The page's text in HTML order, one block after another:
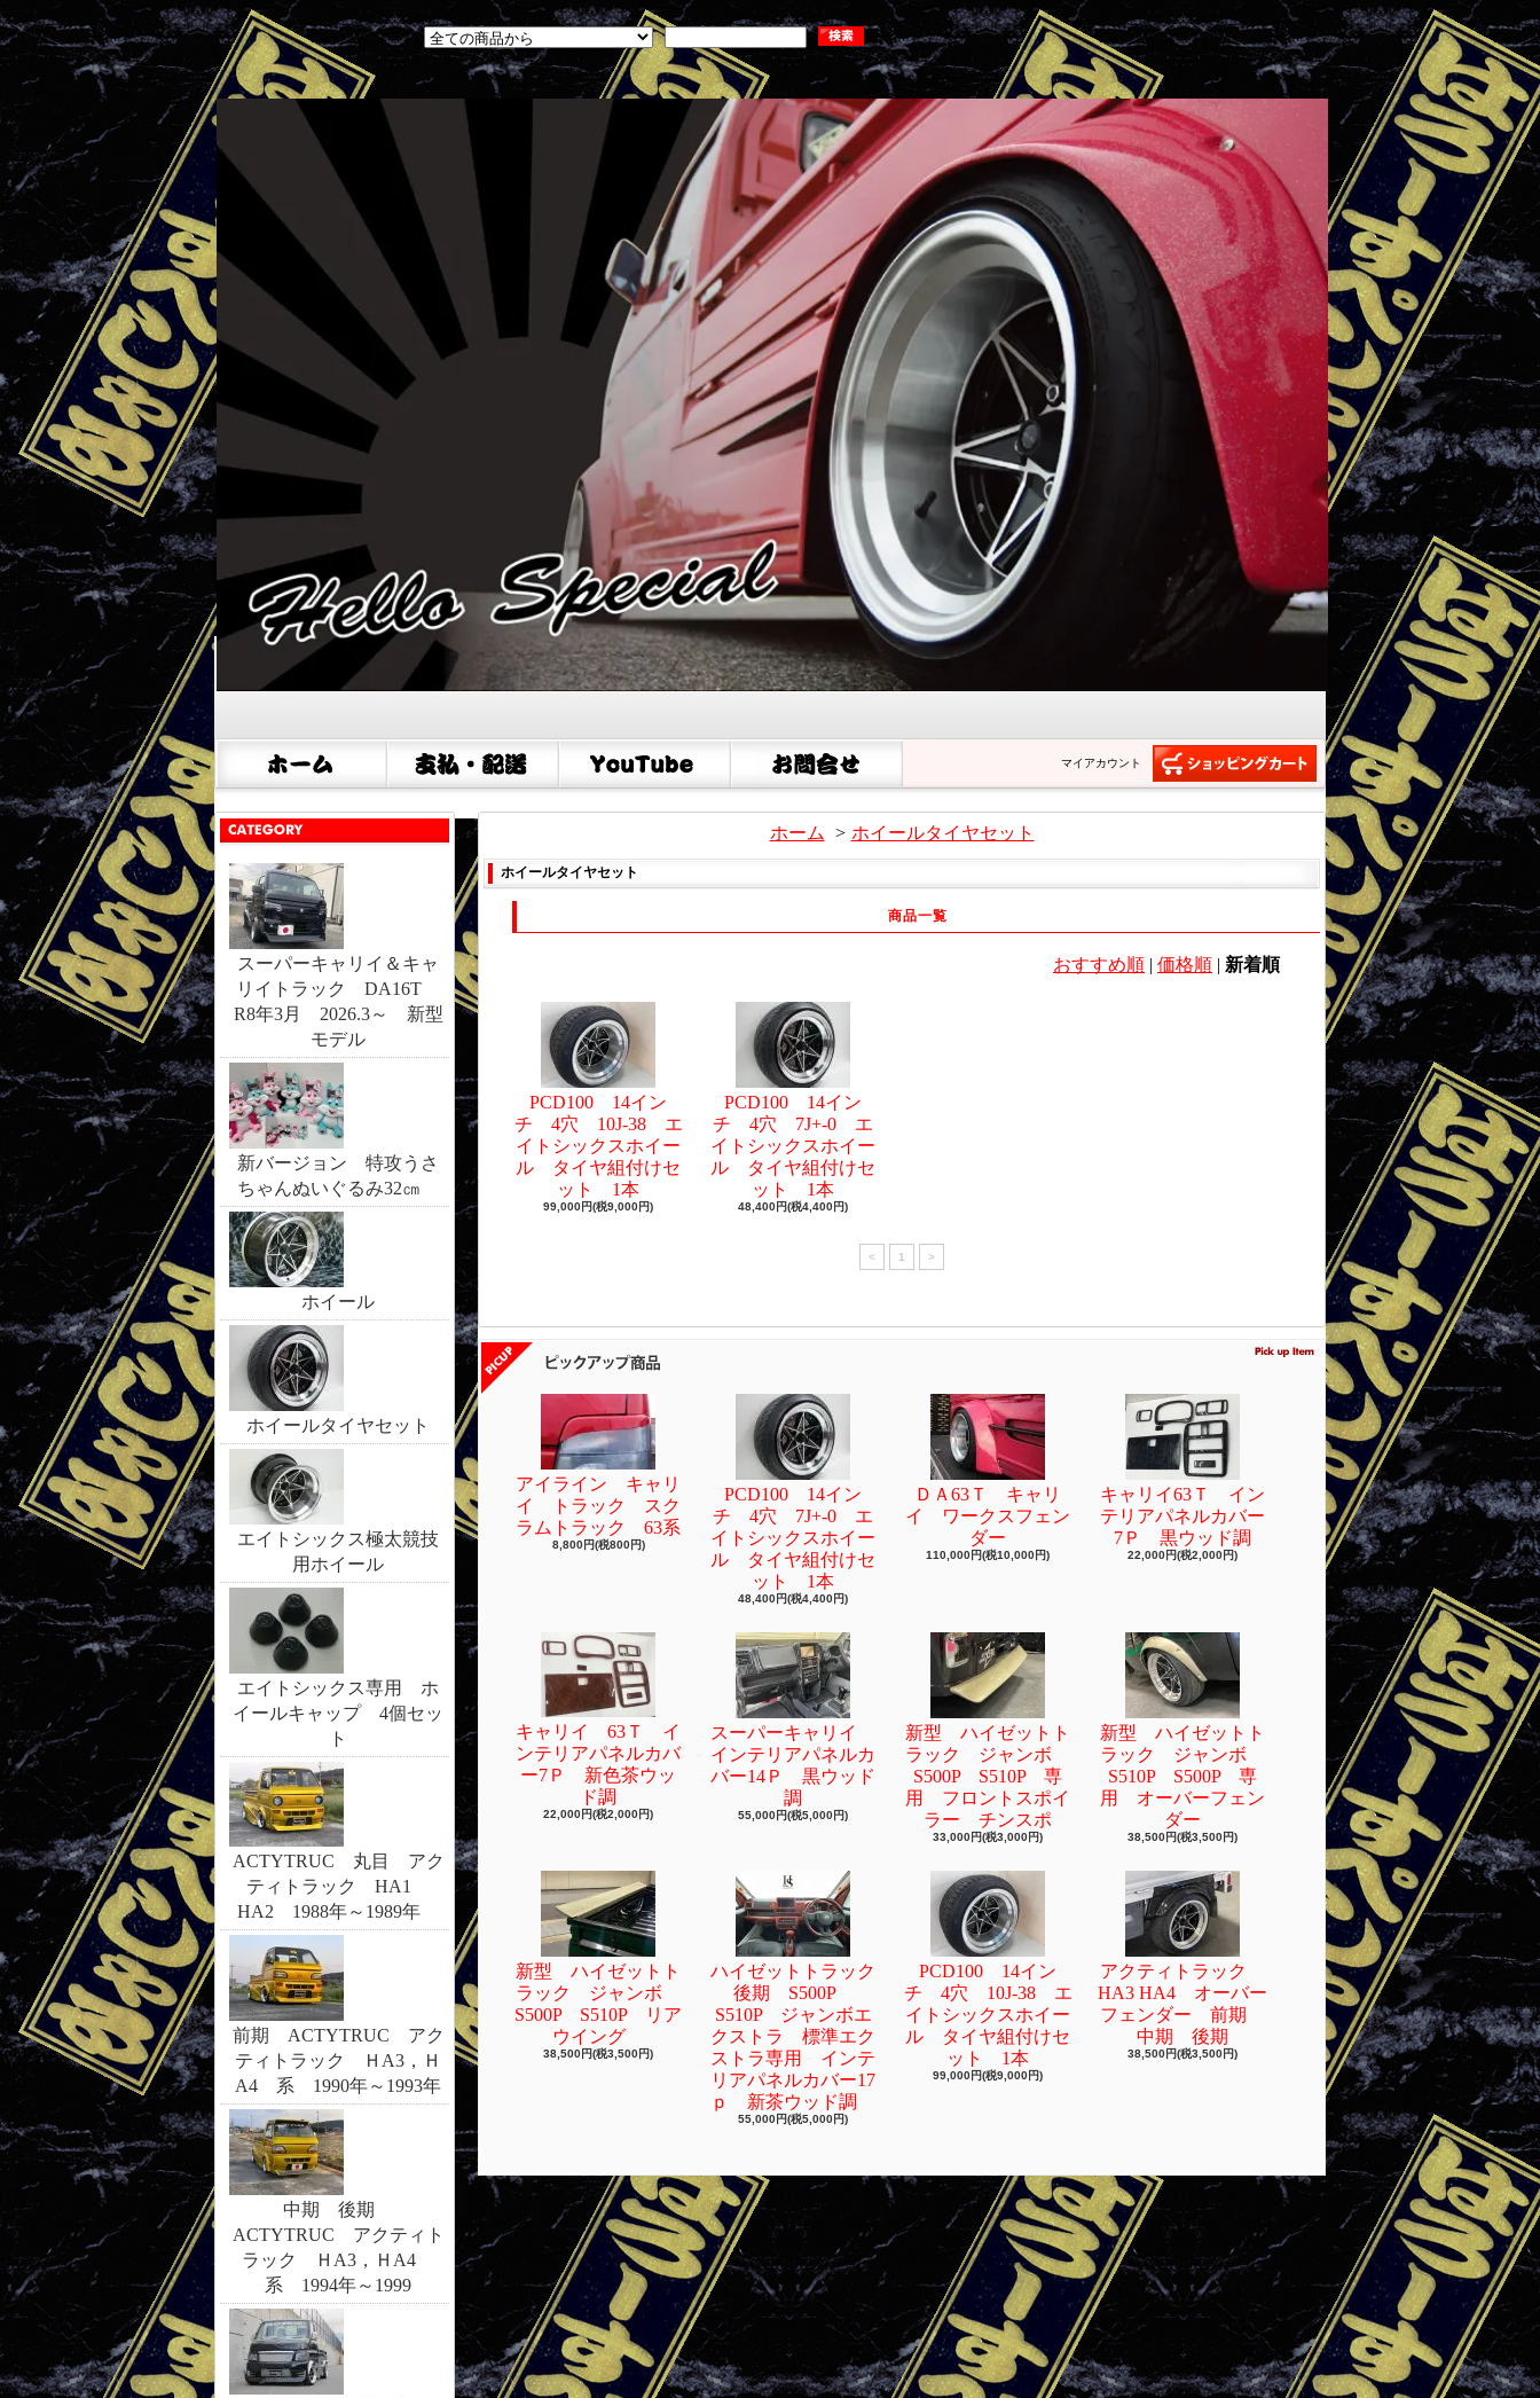
マイアカウント
スーパーキャリイ＆キャ
リイトラック DA16T
R8年3月 2026.3～ 新型
モデル
新バージョン 特攻うさ
ちゃんぬいぐるみ32㎝
ホイール
ホイールタイヤセット
エイトシックス極太競技
用ホイール
エイトシックス専用 ホ
イールキャップ 4個セッ
ト
ACTYTRUC 丸目 アク
ティトラック HA1
HA2 1988年～1989年
前期 ACTYTRUC アク
ティトラック ＨA3，Ｈ
A4 系 1990年～1993年
中期 後期
ACTYTRUC アクティト
ラック ＨA3，ＨA4
系 1994年～1999
ホーム > ホイールタイヤセット
ホイールタイヤセット
商品一覧
おすすめ順 | 価格順 | 新着順
PCD100 14イン
チ 4穴 10J-38 エ
イトシックスホイー
ル タイヤ組付けセ
ット 1本
99,000円(税9,000円)
PCD100 14イン
チ 4穴 7J+-0 エ
イトシックスホイー
ル タイヤ組付けセ
ット 1本
48,400円(税4,400円)
< 1 >
アイライン キャリ
イ トラック スク
ラムトラック 63系
8,800円(税800円)
PCD100 14イン
チ 4穴 7J+-0 エ
イトシックスホイー
ル タイヤ組付けセ
ット 1本
48,400円(税4,400円)
ＤＡ63Ｔ キャリ
イ ワークスフェン
ダー
110,000円(税10,000円)
キャリイ63Ｔ イン
テリアパネルカバー
7Ｐ 黒ウッド調
22,000円(税2,000円)
キャリイ 63Ｔ イ
ンテリアパネルカバ
ー7Ｐ 新色茶ウッ
ド調
22,000円(税2,000円)
スーパーキャリイ
インテリアパネルカ
バー14Ｐ 黒ウッド
調
55,000円(税5,000円)
新型 ハイゼットト
ラック ジャンボ
S500P S510P 専
用 フロントスポイ
ラー チンスポ
33,000円(税3,000円)
新型 ハイゼットト
ラック ジャンボ
S510P S500P 専
用 オーバーフェン
ダー
38,500円(税3,500円)
新型 ハイゼットト
ラック ジャンボ
S500P S510P リア
ウイング
38,500円(税3,500円)
ハイゼットトラック
後期 S500P
S510P ジャンボエ
クストラ 標準エク
ストラ専用 インテ
リアパネルカバー17
ｐ 新茶ウッド調
55,000円(税5,000円)
PCD100 14イン
チ 4穴 10J-38 エ
イトシックスホイー
ル タイヤ組付けセ
ット 1本
99,000円(税9,000円)
アクティトラック
HA3 HA4 オーバー
フェンダー 前期
中期 後期
38,500円(税3,500円)